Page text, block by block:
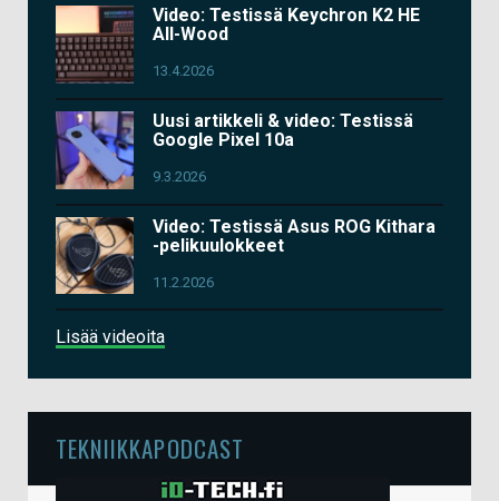
Video: Testissä Keychron K2 HE
All-Wood
13.4.2026
Uusi artikkeli & video: Testissä
Google Pixel 10a
9.3.2026
Video: Testissä Asus ROG Kithara
-pelikuulokkeet
11.2.2026
Lisää videoita
TEKNIIKKAPODCAST